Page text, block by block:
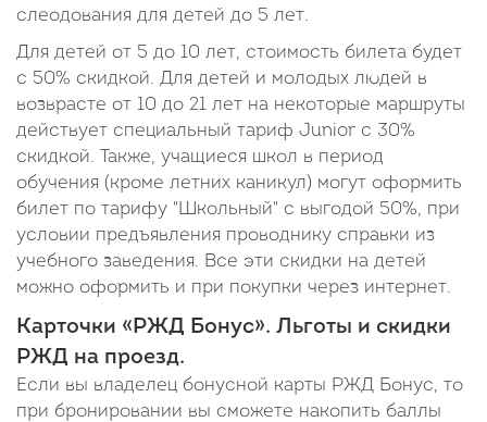
слеодования для детей до 5 лет.
Для детей от 5 до 10 лет, стоимость билета будет
с 50% скидкой. Для детей и молодых людей в
возврасте от 10 до 21 лет на некоторые маршруты
действует специальный тариф Junior c 30%
скидкой. Также, учащиеся школ в период
обучения (кроме летних каникул) могут оформить
билет по тарифу "Школьный" с выгодой 50%, при
условии предъявления проводнику справки из
учебного заведения. Все эти скидки на детей
можно оформить и при покупки через интернет.
Карточки «РЖД Бонус». Льготы и скидки
РЖД на проезд.
Если вы владелец бонусной карты РЖД Бонус, то
при бронировании вы сможете накопить баллы